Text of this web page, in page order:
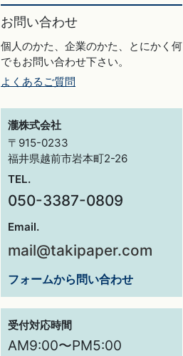
お問い合わせ
個人のかた、企業のかた、とにかく何
でもお問い合わせ下さい。
よくあるご質問
瀧株式会社
〒915-0233
福井県越前市岩本町2-26
TEL.
050-3387-0809
Email.
mail@takipaper.com
フォームから問い合わせ
受付対応時間
AM9:00〜PM5:00